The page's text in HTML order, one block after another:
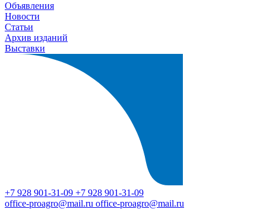
Объявления
Новости
Статьи
Архив изданий
Выставки
+7 928 901-31-09 +7 928 901-31-09
office-proagro@mail.ru office-proagro@mail.ru